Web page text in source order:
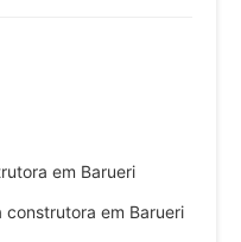
em Barueri
em Barueri